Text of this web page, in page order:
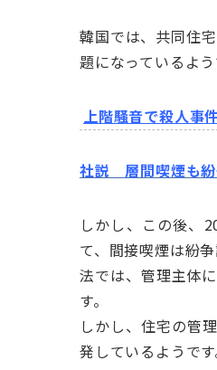
韓国では、共同住
題になっているよう
上階騒音で殺人事
社説 層間喫煙も紛
しかし、この後、
て、間接喫煙は紛
法では、管理主体
す。
しかし、住宅の管
発しているようです